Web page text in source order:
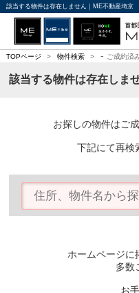
該当する物件は存在しません｜ME不動産埼京
TOPページ > 物件検索 > - ご成約済
該当する物件は存在しま
お探しの物件はご
下記にて再検
ホームページに
多数
お